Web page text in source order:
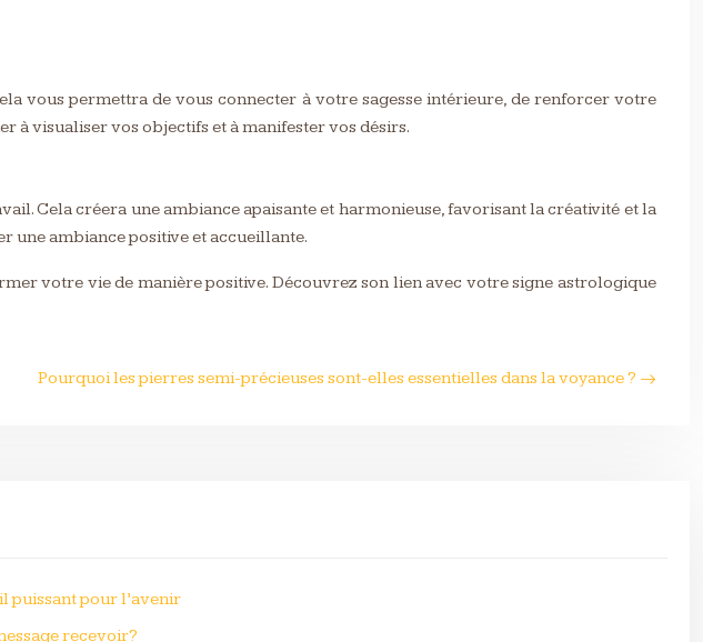
vous permettra de vous connecter à votre sagesse intérieure, de renforcer votre
à visualiser vos objectifs et à manifester vos désirs.
Cela créera une ambiance apaisante et harmonieuse, favorisant la créativité et la
une ambiance positive et accueillante.
votre vie de manière positive. Découvrez son lien avec votre signe astrologique
Pourquoi les pierres semi-précieuses sont-elles essentielles dans la voyance ?
puissant pour l’avenir
recevoir?